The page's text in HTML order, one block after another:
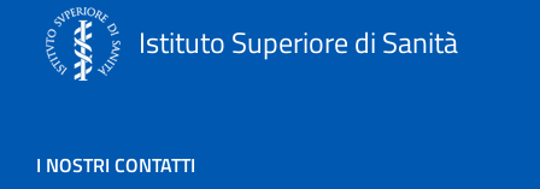
Istituto Superiore di Sanità
I NOSTRI CONTATTI